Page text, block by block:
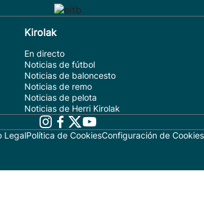
Kirolak
En directo
Noticias de fútbol
Noticias de baloncesto
Noticias de remo
Noticias de pelota
Noticias de Herri Kirolak
LegalPolítica de CookiesConfiguración de Cookies